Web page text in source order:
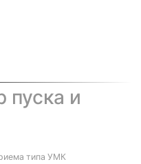
пуска и
типа УМК